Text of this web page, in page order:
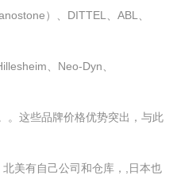
）、DITTEL、ABL、
、Neo-Dyn、
。这些品牌价格优势突出，与此
美有自己公司和仓库，,日本也